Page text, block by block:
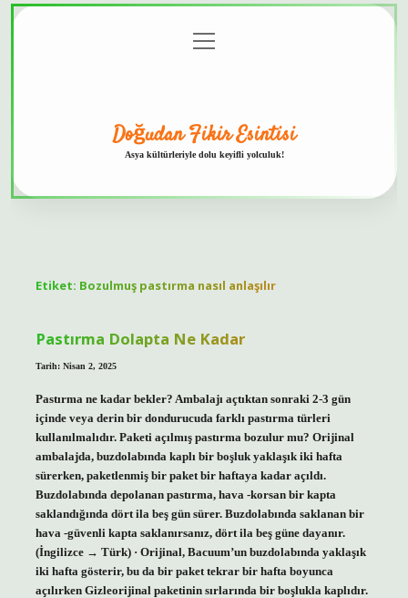
menüyü
aç
Doğudan Fikir Esintisi
Asya kültürleriyle dolu keyifli yolculuk!
Etiket: Bozulmuş pastırma nasıl anlaşılır
Pastırma Dolapta Ne Kadar
Tarih: Nisan 2, 2025
Pastırma ne kadar bekler? Ambalajı açtıktan sonraki 2-3 gün
içinde veya derin bir dondurucuda farklı pastırma türleri
kullanılmalıdır. Paketi açılmış pastırma bozulur mu? Orijinal
ambalajda, buzdolabında kaplı bir boşluk yaklaşık iki hafta
sürerken, paketlenmiş bir paket bir haftaya kadar açıldı.
Buzdolabında depolanan pastırma, hava -korsan bir kapta
saklandığında dört ila beş gün sürer. Buzdolabında saklanan bir
hava -güvenli kapta saklanırsanız, dört ila beş güne dayanır.
(İngilizce → Türk) · Orijinal, Bacuum’un buzdolabında yaklaşık
iki hafta gösterir, bu da bir paket tekrar bir hafta boyunca
açılırken Gizleorijinal paketinin sırlarında bir boşlukla kaplıdır.